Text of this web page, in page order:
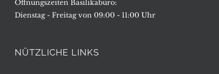
Öffnungszeiten Basilikabüro:
Dienstag - Freitag von 09:00 - 11:00 Uhr
NÜTZLICHE LINKS